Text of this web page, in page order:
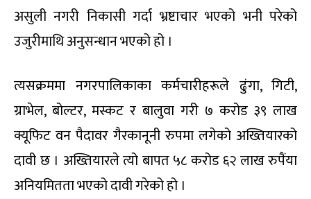
असुली नगरी निकासी गर्दा भ्रष्टाचार भएको भनी परेको
उजुरीमाथि अनुसन्धान भएको हो ।
त्यसक्रममा नगरपालिकाका कर्मचारीहरूले ढुंगा, गिटी,
ग्राभेल, बोल्टर, मस्कट र बालुवा गरी ७ करोड ३९ लाख
क्यूफिट वन पैदावर गैरकानूनी रुपमा लगेको अख्तियारको
दावी छ । अख्तियारले त्यो बापत ५८ करोड ६२ लाख रुपैंया
अनियमितता भएको दावी गरेको हो ।